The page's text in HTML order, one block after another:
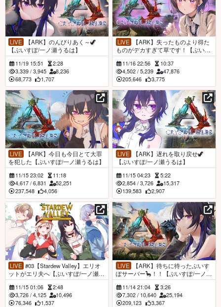
LIVE
【ぶいすぽ/一ノ瀬うるは】
11/19 15:51
2:28
3,339/ 3,945
8,236
68,773
1,707
LIVE
ものがデカすぎて草です！【ぶいす
ぽ/一ノ瀬うるは】
11/16 22:56
10:37
4,502 /5,239
47,876
205,646
3,775
LIVE
を犯した【ぶいすぽ/一ノ瀬うるは】
11/15 23:02
11:18
4,617/ 6,831
52,251
237,548
4,056
LIVE
【ぶいすぽ/一ノ瀬うるは】
11/15 04:23
5:22
2,854 /3,726
15,317
139,583
2,907
LIVE
ットがエリ夫へ【ぶいすぽ/一ノ瀬う
るは】
11/15 01:06
2:48
3,726/ 4,125
10,496
76,346
1,537
LIVE
ぽサーバー🦕！！【ぶいすぽ/一ノ瀬
うるは】
11/14 21:04
3:26
7,302 / 10,640
25,194
209,123
3,367